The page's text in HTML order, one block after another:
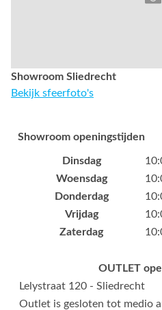
Showroom Sliedrecht
Bekijk sfeerfoto's
Showroom openingstijden
Dinsdag
Woensdag
Donderdag
Vrijdag
Zaterdag
OUTLET
Lelystraat 120 - Sliedrecht
Outlet is gesloten tot medio